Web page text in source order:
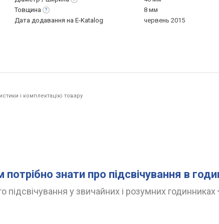
Товщина
8 мм
Дата додавання на E-Katalog
червень 2015
і комплектацію товару
знати про підсвічування в
підсвічування у звичайних і розумних годинниках